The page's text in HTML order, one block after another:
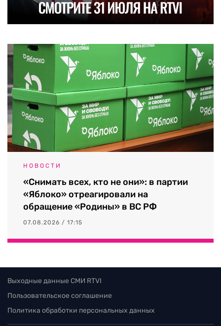
НОВОСТИ
«Снимать всех, кто не они»: в партии
«Яблоко» отреагировали на
обращение «Родины» в ВС РФ
07.08.2026 / 17:15
Выходные данные СМИ RTVI
Пользовательское соглашение
Политика обработки персональных данных